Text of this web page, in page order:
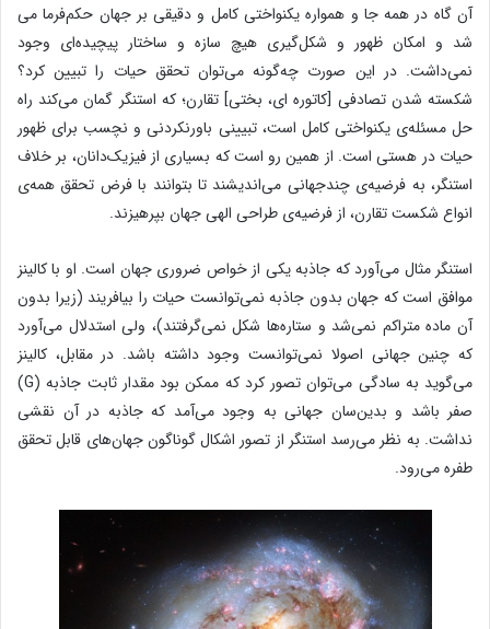
آن گاه در همه جا و همواره یکنواختی کامل و دقیقی بر جهان حکم‌فرما می
شد و امکان ظهور و شکل‌گیری هیچ سازه و ساختار پیچیده‌ای وجود
نمی‌داشت. در این صورت چه‌گونه می‌توان تحقق حیات را تبیین کرد؟
شکسته شدن تصادفی [کاتوره ای، بختی] تقارن؛ که استنگر گمان می‌کند راه
حل مسئله‌ی یکنواختی کامل است، تبیینی باورنکردنی و نچسب برای ظهور
حیات در هستی است. از همین رو است که بسیاری از فیزیک‌دانان، بر خلاف
استنگر، به فرضیه‌ی چندجهانی می‌اندیشند تا بتوانند با فرض تحقق همه‌ی
انواع شکست تقارن، از فرضیه‌ی طراحی الهی جهان بپرهیزند.
استنگر مثال می‌آورد که جاذبه یکی از خواص ضروری جهان است. او با کالینز
موافق است که جهان بدون جاذبه نمی‌توانست حیات را بیافریند (زیرا بدون
آن ماده متراکم نمی‌شد و ستاره‌ها شکل نمی‌گرفتند)، ولی استدلال می‌آورد
که چنین جهانی اصولا نمی‌توانست وجود داشته باشد. در مقابل، کالینز
می‌گوید به سادگی می‌توان تصور کرد که ممکن بود مقدار ثابت جاذبه (G)
صفر باشد و بدین‌سان جهانی به وجود می‌آمد که جاذبه در آن نقشی
نداشت. به نظر می‌‌رسد استنگر از تصور اشکال گوناگون جهان‌های قابل تحقق
طفره می‌رود.